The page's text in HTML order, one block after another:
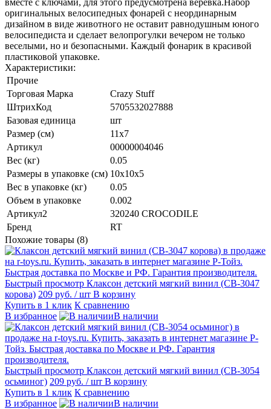
оригинальных велосипедных фонарей с неординарным
дизайном в виде животного не оставит равнодушным юного
велосипедиста и сделает велопрогулки вечером не только
веселыми, но и безопасными. Каждый фонарик в красивой
пластиковой упаковке.
Характеристики:
Прочие
Торговая Марка
Crazy Stuff
ШтрихКод
5705532027888
Базовая единица
шт
Размер (см)
11х7
Артикул
00000004046
Вес (кг)
0.05
Размеры в упаковке (см) 10х10х5
Вес в упаковке (кг)
0.05
Объем в упаковке
0.002
Артикул2
320240 CROCODILE
Бренд
RT
Похожие товары (8)
Быстрый просмотр Клаксон детский мягкий винил (СВ-3047
корова) 209 руб. / шт В корзину
Купить в 1 клик К сравнению
В избранное
В наличии
Быстрый просмотр Клаксон детский мягкий винил (СВ-3054
осьминог) 209 руб. / шт В корзину
Купить в 1 клик К сравнению
В избранное
В наличии